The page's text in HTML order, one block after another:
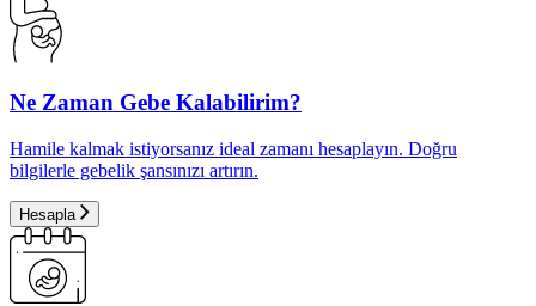
Ne Zaman Gebe Kalabilirim?
Hamile kalmak istiyorsanız ideal zamanı hesaplayın. Doğru
bilgilerle gebelik şansınızı artırın.
Hesapla